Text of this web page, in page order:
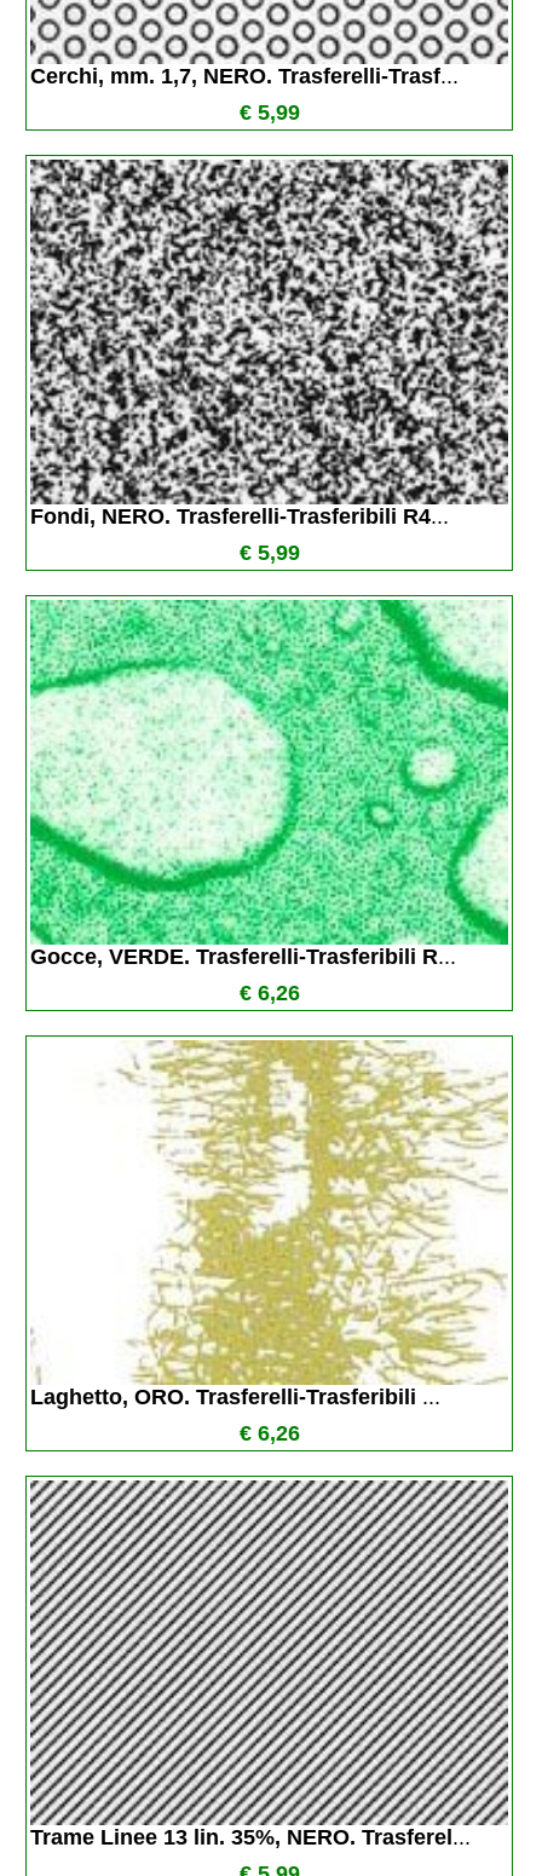
Cerchi, mm. 1,7, NERO. Trasferelli-Trasf...
€ 5,99
Fondi, NERO. Trasferelli-Trasferibili R4...
€ 5,99
Gocce, VERDE. Trasferelli-Trasferibili R...
€ 6,26
Laghetto, ORO. Trasferelli-Trasferibili ...
€ 6,26
Trame Linee 13 lin. 35%, NERO. Trasferel ...